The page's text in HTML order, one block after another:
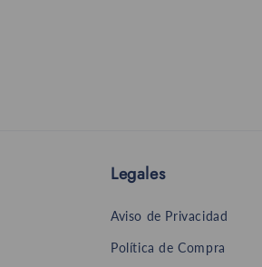
Legales
Aviso de Privacidad
Política de Compra